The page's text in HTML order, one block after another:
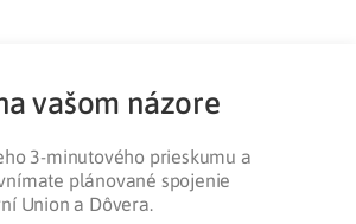
Ochrana osobných údajov
vašom názore
3-minutového prieskumu a
plánované spojenie
Union a Dôvera.